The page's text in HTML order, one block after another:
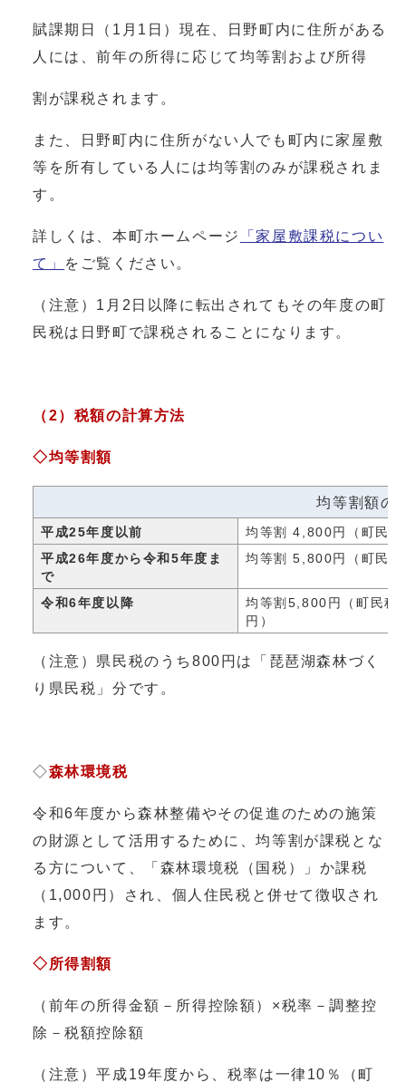
賦課期日（1月1日）現在、日野町内に住所がある
人には、前年の所得に応じて均等割および所得
割が課税されます。
また、日野町内に住所がない人でも町内に家屋敷
等を所有している人には均等割のみが課税されま
す。
詳しくは、本町ホームページ
「家屋敷課税につい
て」
をご覧ください。
（注意）1月2日以降に転出されてもその年度の町
民税は日野町で課税されることになります。
（2）税額の計算方法
◇均等割額
均等割額の
平成25年度以前
均等割 4,800円（町民
平成26年度から令和5年度ま
で
均等割 5,800円（町民
令和6年度以降
均等割5,800円（町民
円）
（注意）県民税のうち800円は「琵琶湖森林づく
り県民税」分です。
◇森林環境税
令和6年度から森林整備やその促進のための施策
の財源として活用するために、均等割が課税とな
る方について、「森林環境税（国税）」か課税
（1,000円）され、個人住民税と併せて徴収され
ます。
◇所得割額
（前年の所得金額－所得控除額）×税率－調整控
除－税額控除額
（注意）平成19年度から、税率は一律10％（町